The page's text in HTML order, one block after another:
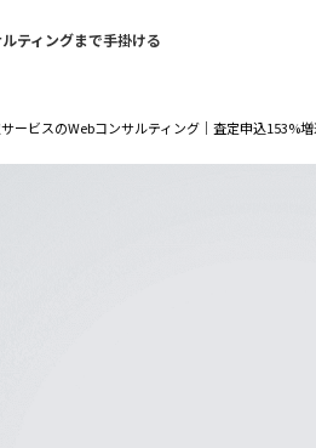
ティングまで手掛ける
サービスのWebコンサルティング｜査定申込153%